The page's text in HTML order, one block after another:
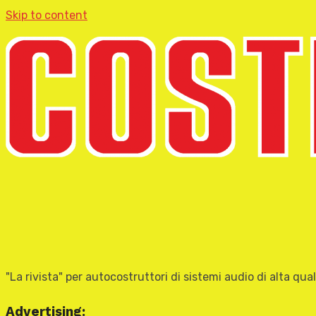
Skip to content
"La rivista" per autocostruttori di sistemi audio di alta
Advertising: